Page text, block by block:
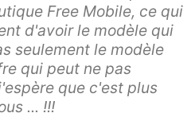
Free Mobile, ce qui
d'avoir le modèle qui
seulement le modèle
qui peut ne pas
que c'est plus
... !!!